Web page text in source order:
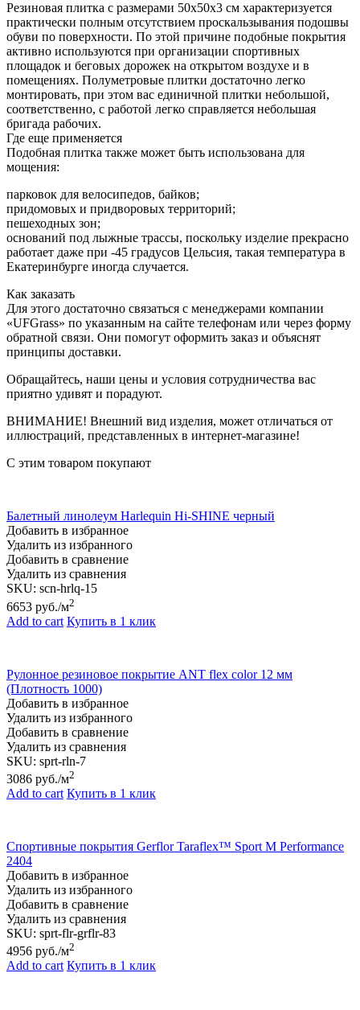
Резиновая плитка с размерами 50х50х3 см характеризуется
практически полным отсутствием проскальзывания подошвы
обуви по поверхности. По этой причине подобные покрытия
активно используются при организации спортивных
площадок и беговых дорожек на открытом воздухе и в
помещениях. Полуметровые плитки достаточно легко
монтировать, при этом вас единичной плитки небольшой,
соответственно, с работой легко справляется небольшая
бригада рабочих.
Где еще применяется
Подобная плитка также может быть использована для
мощения:
парковок для велосипедов, байков;
придомовых и придворовых территорий;
пешеходных зон;
оснований под лыжные трассы, поскольку изделие прекрасно
работает даже при -45 градусов Цельсия, такая температура в
Екатеринбурге иногда случается.
Как заказать
Для этого достаточно связаться с менеджерами компании
«UFGrass» по указанным на сайте телефонам или через форму
обратной связи. Они помогут оформить заказ и объяснят
принципы доставки.
Обращайтесь, наши цены и условия сотрудничества вас
приятно удивят и порадуют.
ВНИМАНИЕ! Внешний вид изделия, может отличаться от
иллюстраций, представленных в интернет-магазине!
С этим товаром покупают
Балетный линолеум Harlequin Hi-SHINE черный
Добавить в избранное
Удалить из избранного
Добавить в сравнение
Удалить из сравнения
SKU: scn-hrlq-15
6653 руб./м2
Add to cart Купить в 1 клик
Рулонное резиновое покрытие АNТ flex color 12 мм
(Плотность 1000)
Добавить в избранное
Удалить из избранного
Добавить в сравнение
Удалить из сравнения
SKU: sprt-rln-7
3086 руб./м2
Add to cart Купить в 1 клик
Спортивные покрытия Gerflor Taraflex™ Sport M Performance
2404
Добавить в избранное
Удалить из избранного
Добавить в сравнение
Удалить из сравнения
SKU: sprt-flr-grflr-83
4956 руб./м2
Add to cart Купить в 1 клик